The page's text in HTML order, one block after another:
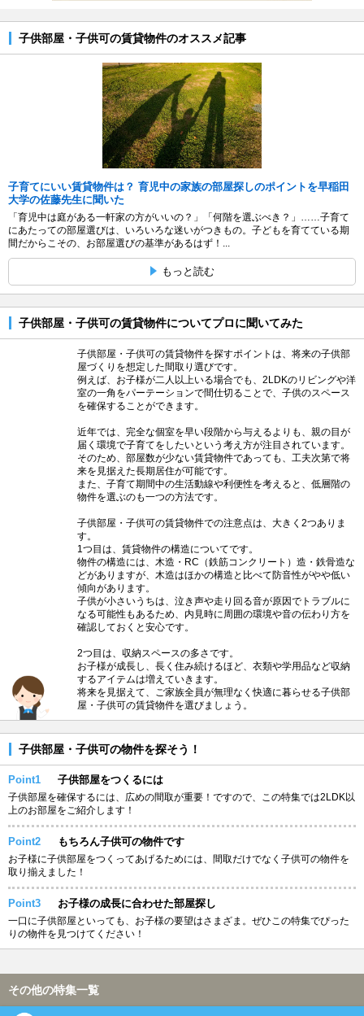
子供部屋・子供可の賃貸物件のオススメ記事
子育てにいい賃貸物件は？ 育児中の家族の部屋探しのポイントを早稲田
大学の佐藤先生に聞いた
「育児中は庭がある一軒家の方がいいの？」「何階を選ぶべき？」……子育て
にあたっての部屋選びは、いろいろな迷いがつきもの。子どもを育てている期
間だからこその、お部屋選びの基準があるはず！...
もっと読む
子供部屋・子供可の賃貸物件についてプロに聞いてみた
子供部屋・子供可の賃貸物件を探すポイントは、将来の子供部
屋づくりを想定した間取り選びです。
例えば、お子様が二人以上いる場合でも、2LDKのリビングや洋
室の一角をパーテーションで間仕切ることで、子供のスペース
を確保することができます。
近年では、完全な個室を早い段階から与えるよりも、親の目が
届く環境で子育てをしたいという考え方が注目されています。
そのため、部屋数が少ない賃貸物件であっても、工夫次第で将
来を見据えた長期居住が可能です。
また、子育て期間中の生活動線や利便性を考えると、低層階の
物件を選ぶのも一つの方法です。
子供部屋・子供可の賃貸物件での注意点は、大きく2つありま
す。
1つ目は、賃貸物件の構造についてです。
物件の構造には、木造・RC（鉄筋コンクリート）造・鉄骨造な
どがありますが、木造はほかの構造と比べて防音性がやや低い
傾向があります。
子供が小さいうちは、泣き声や走り回る音が原因でトラブルに
なる可能性もあるため、内見時に周囲の環境や音の伝わり方を
確認しておくと安心です。
2つ目は、収納スペースの多さです。
お子様が成長し、長く住み続けるほど、衣類や学用品など収納
するアイテムは増えていきます。
将来を見据えて、ご家族全員が無理なく快適に暮らせる子供部
屋・子供可の賃貸物件を選びましょう。
子供部屋・子供可の物件を探そう！
Point1 子供部屋をつくるには
子供部屋を確保するには、広めの間取が重要！ですので、この特集では2LDK以
上のお部屋をご紹介します！
Point2 もちろん子供可の物件です
お子様に子供部屋をつくってあげるためには、間取だけでなく子供可の物件を
取り揃えました！
Point3 お子様の成長に合わせた部屋探し
一口に子供部屋といっても、お子様の要望はさまざま。ぜひこの特集でぴった
りの物件を見つけてください！
その他の特集一覧